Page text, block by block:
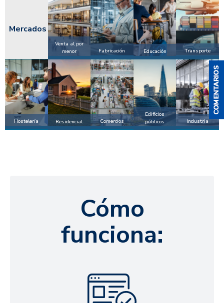
Mercados
Venta al por
menor
Fabricación Educación Transporte
Hostelería Residencial Comercios
Edificios
públicos
Industria
Cómo
funciona: